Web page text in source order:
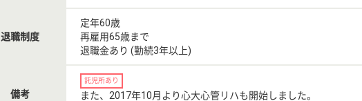
退職制度
定年60歳
再雇用65歳まで
退職金あり (勤続3年以上)
備考
託児所あり
また、2017年10月より心大心管リハも開始しました。